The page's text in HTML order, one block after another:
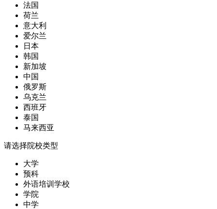
法国
荷兰
意大利
爱尔兰
日本
韩国
新加坡
中国
俄罗斯
乌克兰
西班牙
泰国
马来西亚
请选择院校类型
大学
预科
外语培训学校
学院
中学